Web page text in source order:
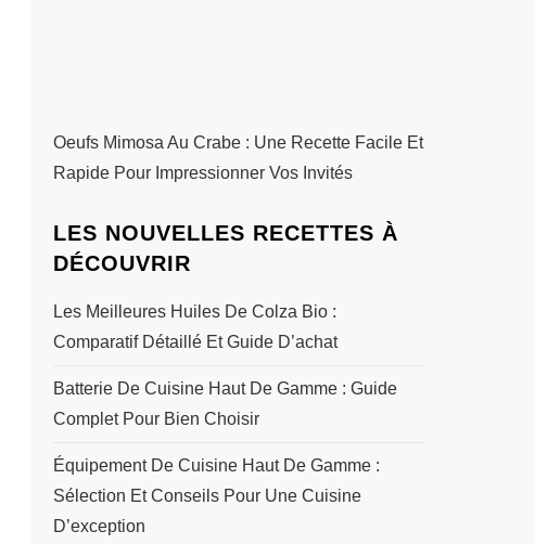
Oeufs Mimosa Au Crabe : Une Recette Facile Et
Rapide Pour Impressionner Vos Invités
LES NOUVELLES RECETTES À
DÉCOUVRIR
Les Meilleures Huiles De Colza Bio :
Comparatif Détaillé Et Guide D’achat
Batterie De Cuisine Haut De Gamme : Guide
Complet Pour Bien Choisir
Équipement De Cuisine Haut De Gamme :
Sélection Et Conseils Pour Une Cuisine
D’exception